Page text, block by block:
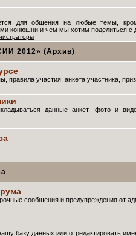
для общения на любые темы,
конюшни и чем мы хотим поделиться с
2012» (Архив)
правила участия, анкета участника,
данные анкет, фото и
сообщения и предупреждения от
базу данных или отредактировать